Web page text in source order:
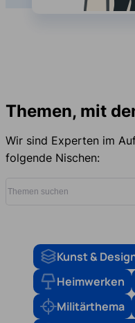
Themen, mit
Wir sind Experten im
folgende Nischen:
Kunst &
Heimwerken
Militärthema